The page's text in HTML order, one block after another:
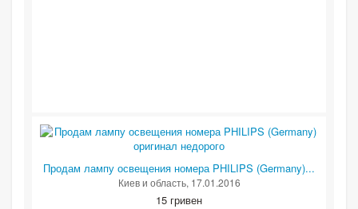
Продам лампу освещения номера PHILIPS (Germany)...
Киев и область, 17.01.2016
15 гривен